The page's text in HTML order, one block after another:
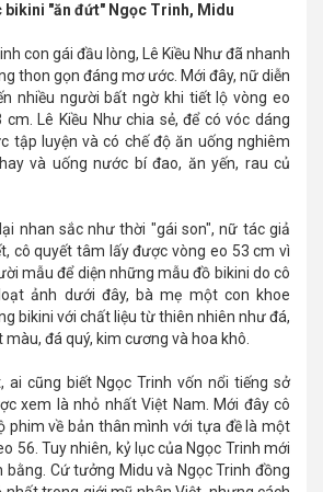
bikini "ăn đứt" Ngọc Trinh, Midu
con gái đầu lòng, Lê Kiều Như đã nhanh
thon gọn đáng mơ ước. Mới đây, nữ diễn
nhiều người bất ngờ khi tiết lộ vòng eo
Lê Kiều Như chia sẻ, để có vóc dáng
tập luyện và có chế độ ăn uống nghiêm
và uống nước bí đao, ăn yến, rau củ
nhan sắc như thời "gái son", nữ tác giả
cô quyết tâm lấy được vòng eo 53 cm vì
mẫu để diện những mẫu đồ bikini do cô
ảnh dưới đây, bà mẹ một con khoe
bikini với chất liệu từ thiên nhiên như đá,
màu, đá quý, kim cương và hoa khô.
ai cũng biết Ngọc Trinh vốn nổi tiếng sở
xem là nhỏ nhất Việt Nam. Mới đây cô
phim về bản thân mình với tựa đề là một
56. Tuy nhiên, kỷ lục của Ngọc Trinh mới
bằng. Cứ tưởng Midu và Ngọc Trinh đồng